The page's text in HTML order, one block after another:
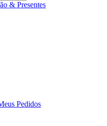
& Presentes
Pedidos